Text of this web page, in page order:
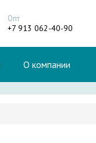
Опт
+7 913 062-40-90
О компании